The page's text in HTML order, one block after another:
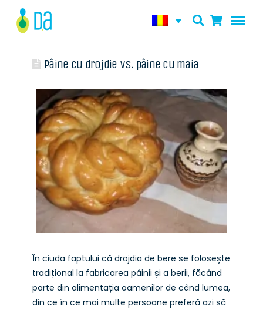
Pâine cu drojdie vs. pâine cu maia
În ciuda faptului că drojdia de bere se folosește
tradițional la fabricarea pâinii și a berii, făcând
parte din alimentația oamenilor de când lumea,
din ce în ce mai multe persoane preferă azi să